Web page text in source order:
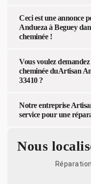
Ceci est une annonce
Andueza à Beguey
cheminée !
Vous voulez
cheminée duArtisan
33410 ?
Notre entreprise
service pour une
Nous